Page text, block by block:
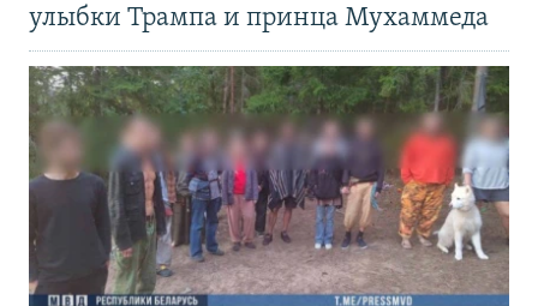
улыбки Трампа и принца Мухаммеда